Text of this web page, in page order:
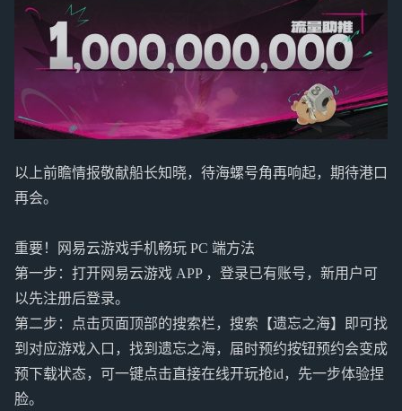
以上前瞻情报敬献船长知晓，待海螺号角再响起，期待港口
再会。
重要！网易云游戏手机畅玩 PC 端方法
第一步：打开网易云游戏 APP ，登录已有账号，新用户可
以先注册后登录。
第二步：点击页面顶部的搜索栏，搜索【遗忘之海】即可找
到对应游戏入口，找到遗忘之海，届时预约按钮预约会变成
预下载状态，可一键点击直接在线开玩抢id，先一步体验捏
脸。